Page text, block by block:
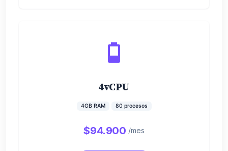
4vCPU
4GB RAM 80 procesos
$94.900 /mes